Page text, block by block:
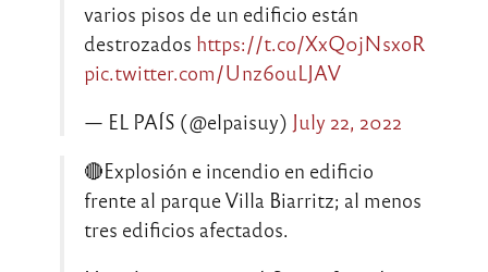
varios pisos de un edificio están
destrozados https://t.co/XxQ0jNsxoR
pic.twitter.com/Unz6ouLJAV
— EL PAÍS (@elpaisuy) July 22, 2022
🔴Explosión e incendio en edificio
frente al parque Villa Biarritz; al menos
tres edificios afectados.